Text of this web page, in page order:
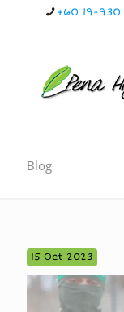
+60 19-
Blog
15 Oct 2023